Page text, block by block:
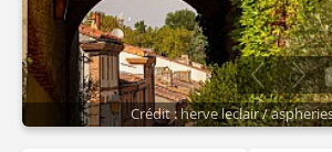
Crédit : herve leclair /